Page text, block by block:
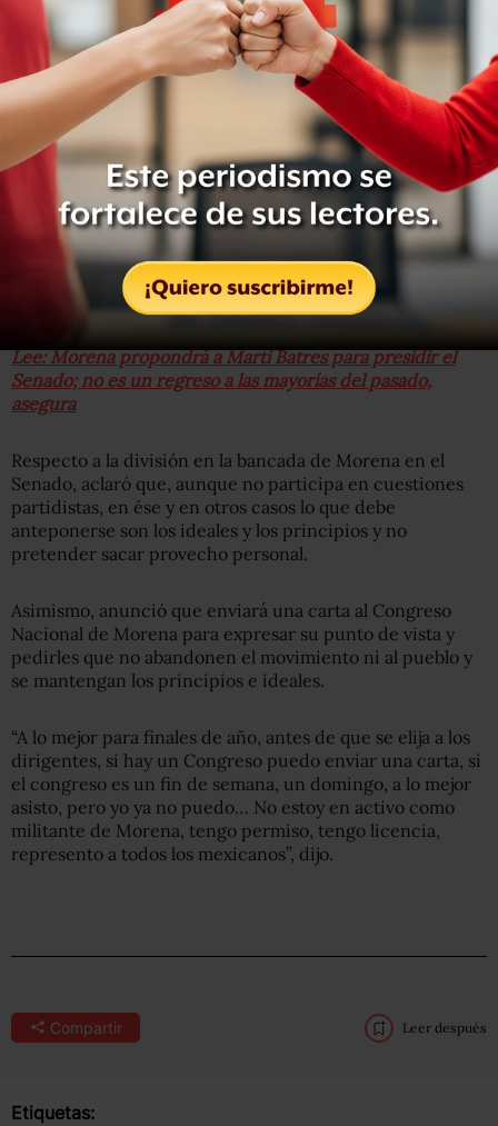
“El pueblo de México tiene un instinto certero, sabe
quién habla con la verdad, quién tiene buenos
sentimientos, quién se preocupa por ayudarlos y quién es
un trepador, un oportunista, un politiquero”, destacó.
Lee: Morena propondrá a Martí Batres para presidir el
Senado; no es un regreso a las mayorías del pasado,
asegura
Respecto a la división en la bancada de Morena en el
Senado, aclaró que, aunque no participa en cuestiones
partidistas, en ése y en otros casos lo que debe
anteponerse son los ideales y los principios y no
pretender sacar provecho personal.
Asimismo, anunció que enviará una carta al Congreso
Nacional de Morena para expresar su punto de vista y
pedirles que no abandonen el movimiento ni al pueblo y
se mantengan los principios e ideales.
“A lo mejor para finales de año, antes de que se elija a los
dirigentes, si hay un Congreso puedo enviar una carta, si
el congreso es un fin de semana, un domingo, a lo mejor
asisto, pero yo ya no puedo… No estoy en activo como
militante de Morena, tengo permiso, tengo licencia,
represento a todos los mexicanos”, dijo.
Compartir Leer después
Etiquetas: